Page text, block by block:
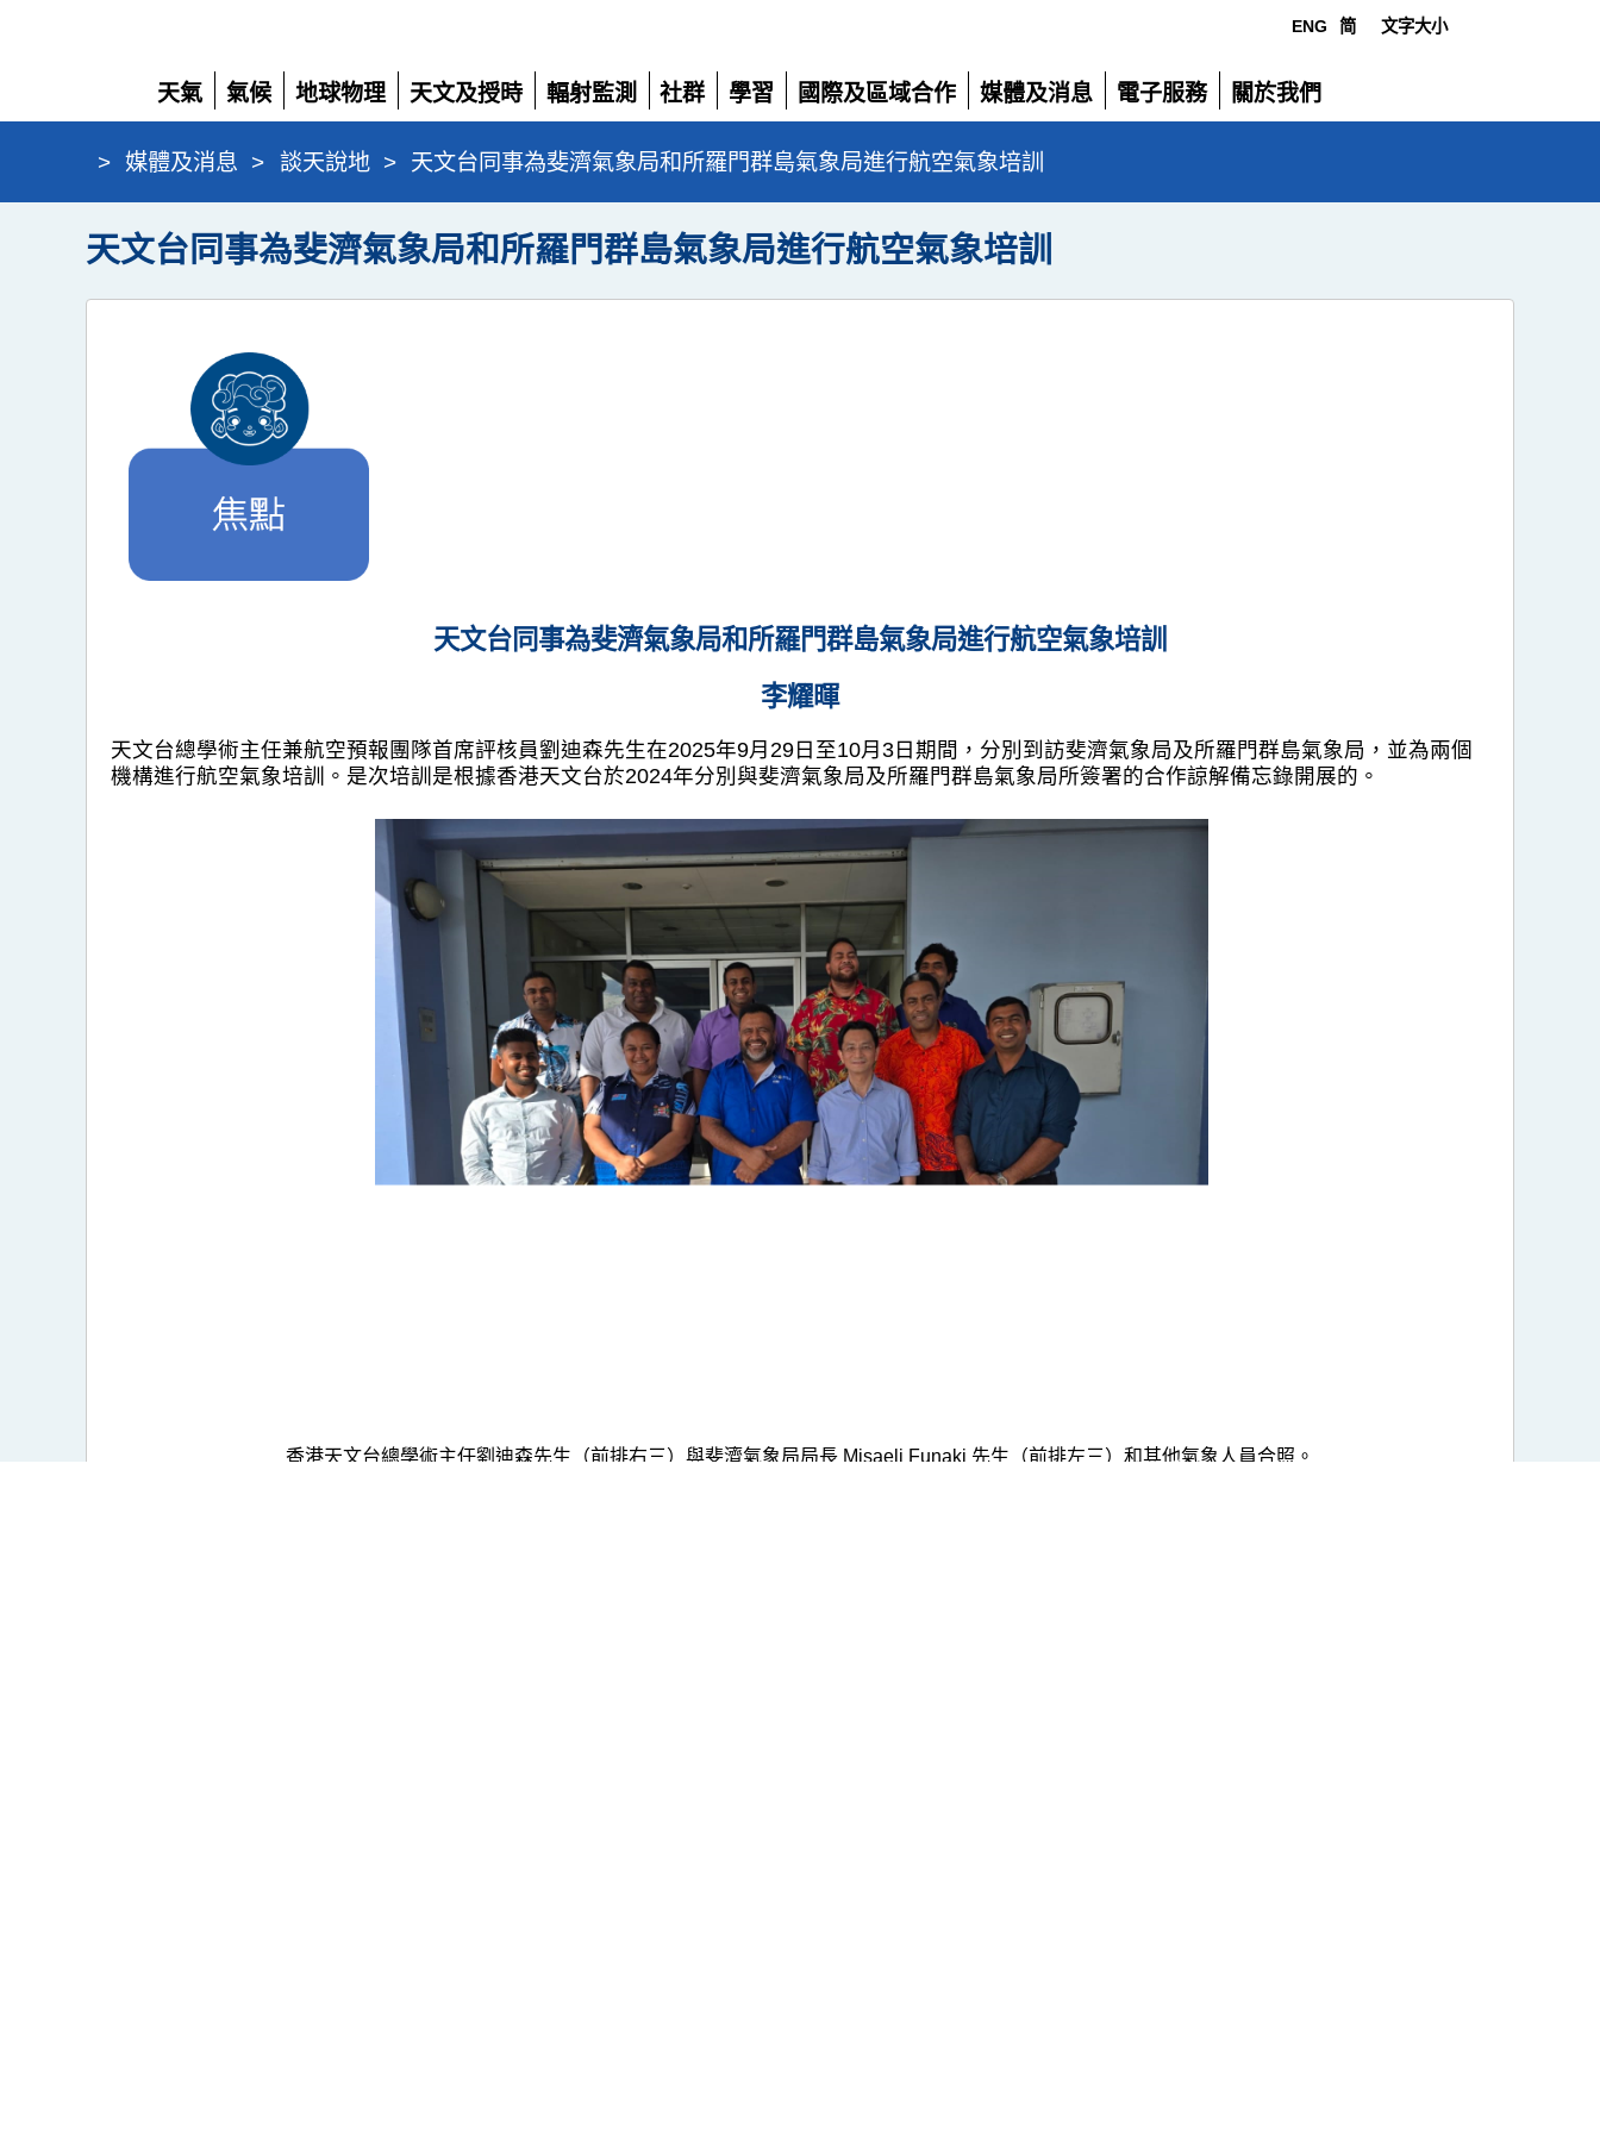
ENG 简 文字大小
天氣
展
開
氣候
展
開
地球物理
展
開
天文及授時
展
開
輻射監測
展
開
社群
展
開
學習
展
開
國際及區域合作
展
開
媒體及消息
展
開
電子服務
展
關於我們
展
> 媒體及消息 > 談天說地 > 天文台同事為斐濟氣象局和所羅門群島氣象局進行航空氣象培訓
天文台同事為斐濟氣象局和所羅門群島氣象局進行航空氣象培訓
天文台同事為斐濟氣象局和所羅門群島氣象局進行航空氣象培訓
李耀暉
天文台總學術主任兼航空預報團隊首席評核員劉迪森先生在2025年9月29日至10月3日期間，分別到訪斐濟氣象局及所羅門群島氣象局，並為兩個
機構進行航空氣象培訓。是次培訓是根據香港天文台於2024年分別與斐濟氣象局及所羅門群島氣象局所簽署的合作諒解備忘錄開展的。
香港天文台總學術主任劉迪森先生（前排右三）與斐濟氣象局局長 Misaeli Funaki 先生（前排左三）和其他氣象人員合照。